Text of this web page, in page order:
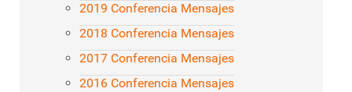
2019 Conferencia Mensajes
2018 Conferencia Mensajes
2017 Conferencia Mensajes
2016 Conferencia Mensajes